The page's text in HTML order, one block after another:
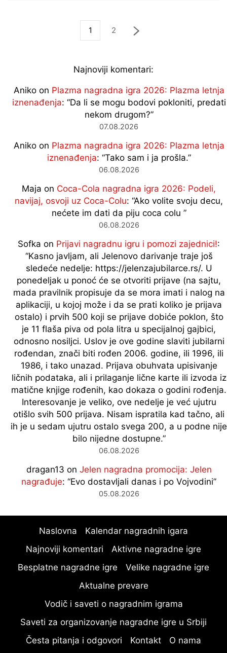
1 2
Najnoviji komentari:
Anikoon Plazma nagradna igra 2026: Plazma letnja
iznenađenja: “Da li se mogu bodovi pokloniti, predati
nekom drugom?”
07.08.2026
Anikoon Plazma nagradna igra 2026: Plazma letnja
iznenađenja: “Tako sam i ja prošla.”
06.08.2026
Maja on Coca-Cola nagradna igra 2026: Podeli,
navijaj, osvoji uz Coca-Colu: “Ako volite svoju decu,
nećete im dati da piju coca colu ”
06.08.2026
Sofka on Prijavi nagradnu igru i pomozi zajednici!:
“Kasno javljam, ali Jelenovo darivanje traje još
sledeće nedelje: https://jelenzajubilarce.rs/. U
ponedeljak u ponoć će se otvoriti prijave (na sajtu,
mada pravilnik propisuje da se mora imati i nalog na
aplikaciji, u kojoj može i da se prati koliko je prijava
ostalo) i prvih 500 koji se prijave dobiće poklon, što
je 11 flaša piva od pola litra u specijalnoj gajbici,
odnosno nosiljci. Uslov je ove godine slaviti jubilarni
rođendan, znači biti rođen 2006. godine, ili 1996, ili
1986, i tako unazad. Prijava obuhvata upisivanje
ličnih podataka, ali i prilaganje lične karte ili izvoda iz
matične knjige rođenih, kao dokaza o godini rođenja.
Interesovanje je veliko, ove nedelje je već ujutru
otišlo svih 500 prijava. Nisam ispratila kad tačno, ali
ih je u sedam ujutru ostalo svega 200, a u podne nije
bilo nijedne dostupne.”
06.08.2026
dragan13 on Jelen nagradna promocija: Jelen
nagrađuje: “Evo dostavljali danas i po Vojvodini”
05.08.2026
Naslovna
Kalendar nagradnih igara
Najnoviji komentari
Aktivne nagradne igre
Besplatne nagradne igre
Velike nagradne igre
Aktualne prevare
Vodič i saveti o nagradnim igrama
Saveti za organizovanje nagradne igre u Srbiji
Česta pitanja i odgovori
Kontakt O nama